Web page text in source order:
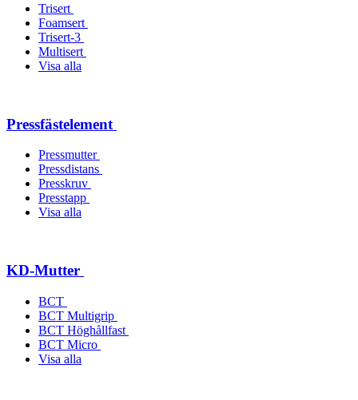
Trisert
Foamsert
Trisert-3
Multisert
Visa alla
Pressfästelement
Pressmutter
Pressdistans
Presskruv
Presstapp
Visa alla
KD-Mutter
BCT
BCT Multigrip
BCT Höghållfast
BCT Micro
Visa alla